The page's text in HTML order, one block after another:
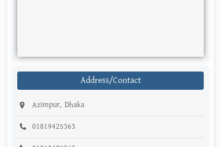
Address/Contact
Azimpur, Dhaka
01819425363